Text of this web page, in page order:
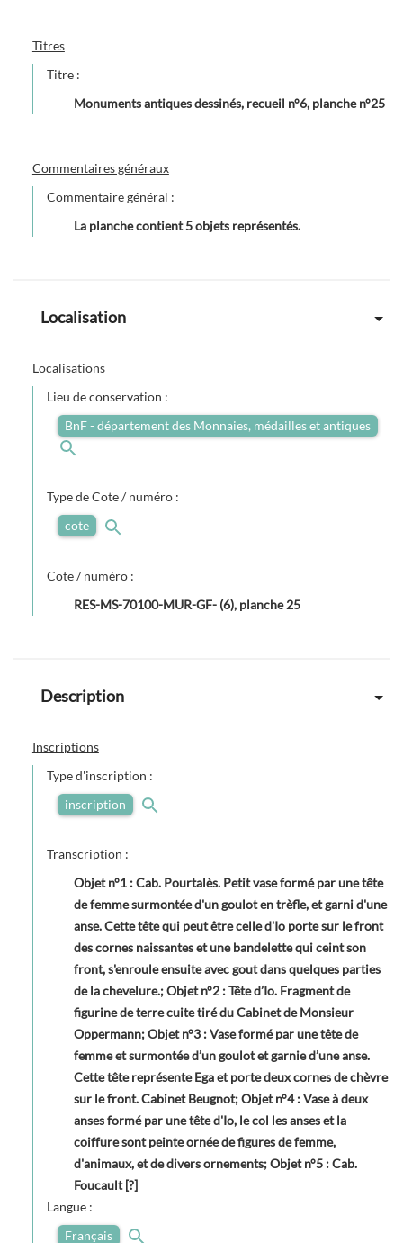
Titres
Titre :
Monuments antiques dessinés, recueil n°6, planche n°25
Commentaires généraux
Commentaire général :
La planche contient 5 objets représentés.
Localisation
Localisations
Lieu de conservation :
BnF - département des Monnaies, médailles et antiques
Type de Cote / numéro :
cote
Cote / numéro :
RES-MS-70100-MUR-GF- (6), planche 25
Description
Inscriptions
Type d'inscription :
inscription
Transcription :
Objet n°1 : Cab. Pourtalès. Petit vase formé par une tête
de femme surmontée d'un goulot en trèfle, et garni d'une
anse. Cette tête qui peut être celle d'Io porte sur le front
des cornes naissantes et une bandelette qui ceint son
front, s'enroule ensuite avec gout dans quelques parties
de la chevelure.; Objet n°2 : Tête d’Io. Fragment de
figurine de terre cuite tiré du Cabinet de Monsieur
Oppermann; Objet n°3 : Vase formé par une tête de
femme et surmontée d’un goulot et garnie d’une anse.
Cette tête représente Ega et porte deux cornes de chèvre
sur le front. Cabinet Beugnot; Objet n°4 : Vase à deux
anses formé par une tête d'Io, le col les anses et la
coiffure sont peinte ornée de figures de femme,
d'animaux, et de divers ornements; Objet n°5 : Cab.
Foucault [?]
Langue :
Français